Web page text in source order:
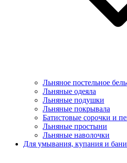
Льняное постельное
Льняные одеяла
Льняные подушки
Льняные покрывала
Батистовые сорочки и
Льняные простыни
Льняные наволочки
Для умывания, купания и бани